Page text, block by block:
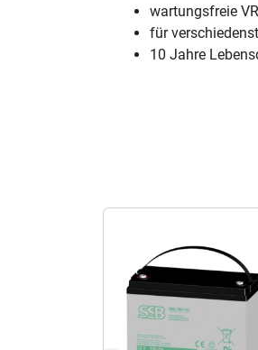
wartungsfreie
für
10 Jahre